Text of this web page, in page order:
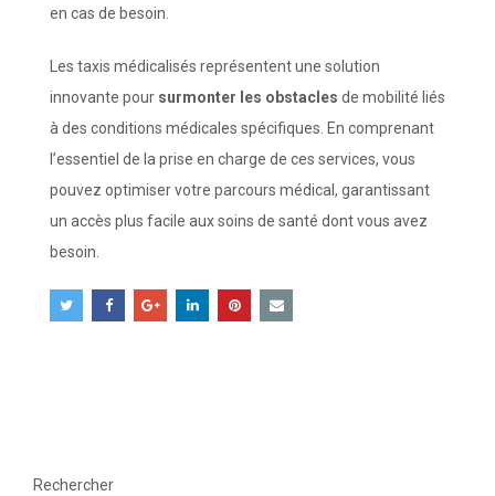
en cas de besoin.
Les taxis médicalisés représentent une solution
innovante pour surmonter les obstacles de mobilité liés
à des conditions médicales spécifiques. En comprenant
l’essentiel de la prise en charge de ces services, vous
pouvez optimiser votre parcours médical, garantissant
un accès plus facile aux soins de santé dont vous avez
besoin.
Rechercher